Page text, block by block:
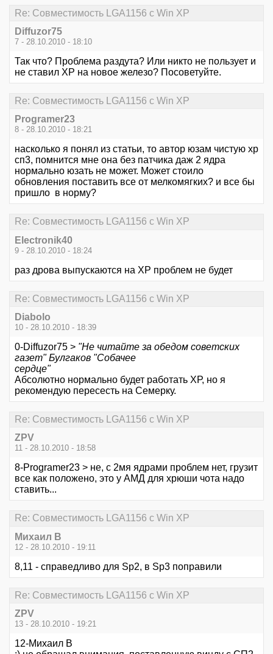
Re: Совместимость LGA1156 с Win XP
Diffuzor75
7 - 28.10.2010 - 18:10
Так что? Проблема раздута? Или никто не пользует и
не ставил XP на новое железо? Посоветуйте.
Re: Совместимость LGA1156 с Win XP
Programer23
8 - 28.10.2010 - 18:21
насколько я понял из статьи, то автор юзам чистую хр
сп3, помнится мне она без патчика даж 2 ядра
нормально юзать не может. Может стоило
обновления поставить все от мелкомягких? и все бы
пришло в норму?
Re: Совместимость LGA1156 с Win XP
Electronik40
9 - 28.10.2010 - 18:24
раз дрова выпускаются на XP проблем не будет
Re: Совместимость LGA1156 с Win XP
Diabolo
10 - 28.10.2010 - 18:39
0-Diffuzor75 > "Не читайте за обедом советских
газет" Булгаков "Собачее
сердце"
Абсолютно нормально будет работать ХР, но я
рекомендую пересесть на Семерку.
Re: Совместимость LGA1156 с Win XP
ZPV
11 - 28.10.2010 - 18:58
8-Programer23 > не, с 2мя ядрами проблем нет, грузит
все как положено, это у АМД для хрюши чота надо
ставить...
Re: Совместимость LGA1156 с Win XP
Михаил В
12 - 28.10.2010 - 19:11
8,11 - справедливо для Sp2, в Sp3 поправили
Re: Совместимость LGA1156 с Win XP
ZPV
13 - 28.10.2010 - 19:21
12-Михаил В